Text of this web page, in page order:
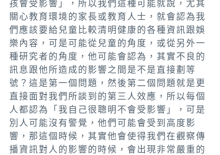
孩會受影響」，所以我們這種可能就說，尤其
關心教育環境的家長或教育人士，就會認為我
們應該要給兒童比較清明健康的各種資訊跟娛
樂內容，可是可能從兒童的角度，或從另外一
種研究者的角度，他可能會認為，其實不良的
訊息跟他所造成的影響之間是不是直接劃等
號？這是第一個問題 ， 然後第二個問題就是更
直接面對我們所談到的第三人效應，所以每個
人都認為「我自己很聰明不會受影響」，可是
別人可能沒有警覺 ，他們可能會受到高度影
響，那這個時候， 其實他會使得我們在觀察傳
播資訊對人的影響的時候，會出現非常嚴重的